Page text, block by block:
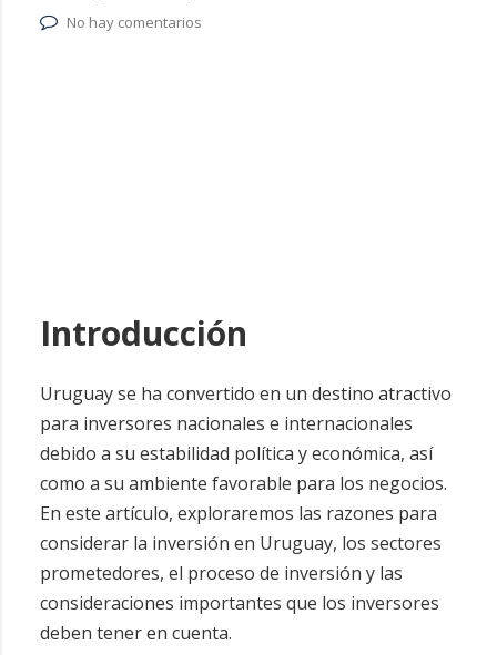
No hay comentarios
Introducción
Uruguay se ha convertido en un destino atractivo
para inversores nacionales e internacionales
debido a su estabilidad política y económica, así
como a su ambiente favorable para los negocios.
En este artículo, exploraremos las razones para
considerar la inversión en Uruguay, los sectores
prometedores, el proceso de inversión y las
consideraciones importantes que los inversores
deben tener en cuenta.